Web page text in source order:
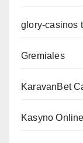
glory-casinos
Gremiales
KaravanBet
Kasyno